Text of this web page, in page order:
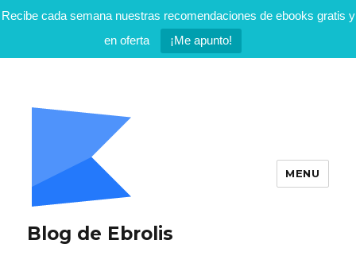
Recibe cada semana nuestras recomendaciones de ebooks gratis y
en oferta
¡Me apunto!
Blog de Ebrolis
MENU